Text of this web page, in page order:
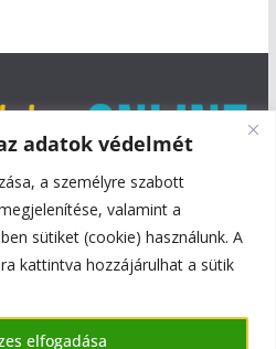
adatok védelmét
a személyre szabott
valamint a
sütiket (cookie) használunk. A
kattintva hozzájárulhat a sütik
elfogadása
Online